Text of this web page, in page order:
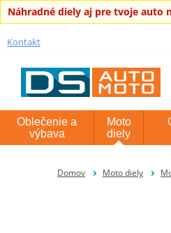
Náhradné diely aj pre tvoje auto
Kontakt
Oblečenie a
výbava
Moto
diely
Domov Moto diely